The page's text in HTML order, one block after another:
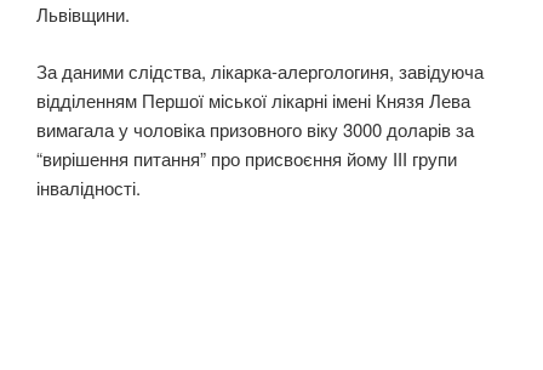
Львівщини.
За даними слідства, лікарка-алергологиня, завідуюча
відділенням Першої міської лікарні імені Князя Лева
вимагала у чоловіка призовного віку 3000 доларів за
“вирішення питання” про присвоєння йому ІІІ групи
інвалідності.